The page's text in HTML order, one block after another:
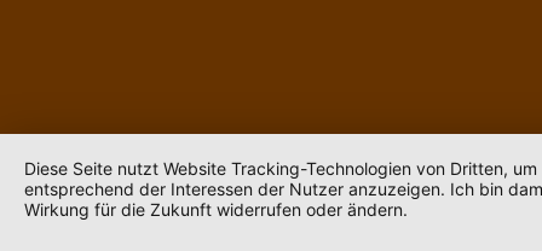
Diese Seite nutzt Website Tracking-Technologien von Dritten,
entsprechend der Interessen der Nutzer anzuzeigen. Ich bin
Wirkung für die Zukunft widerrufen oder ändern.